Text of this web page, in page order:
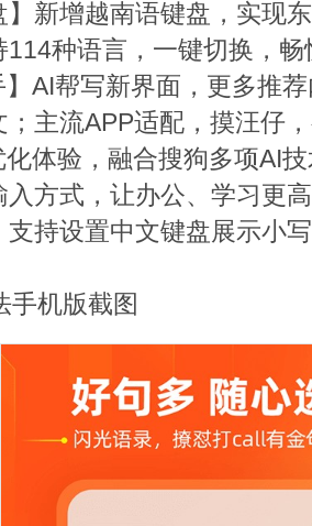
】新增越南语键盘，实现
114种语言，一键切换，畅
】AI帮写新界面，更多推
；主流APP适配，摸汪仔
化体验，融合搜狗多项AI
入方式，让办公、学习更
支持设置中文键盘展示小
手机版截图